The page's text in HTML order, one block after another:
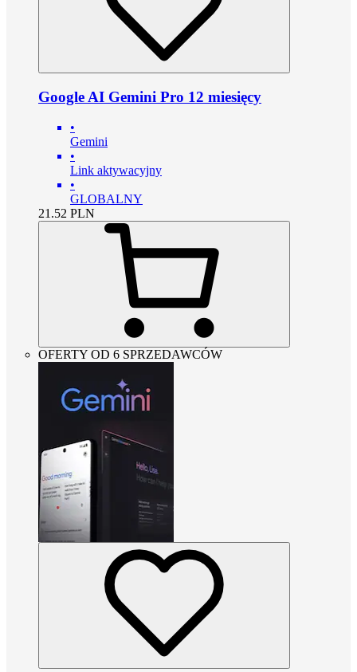
Google AI Gemini Pro 12 miesięcy
•
Gemini
•
Link aktywacyjny
•
GLOBALNY
21.52 PLN
OFERTY OD 6 SPRZEDAWCÓW